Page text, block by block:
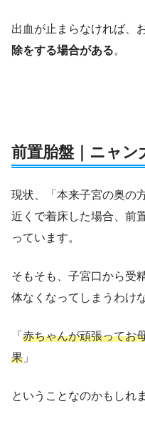
出血が止まらなければ、
除をする場合がある。
前置胎盤｜ニャン
現状、「本来子宮の奥の
近くで着床した場合、前
っています。
そもそも、子宮口から受
体なくなってしまうわけ
「 赤ちゃんが頑張ってお
果 」
ということなのかもしれ